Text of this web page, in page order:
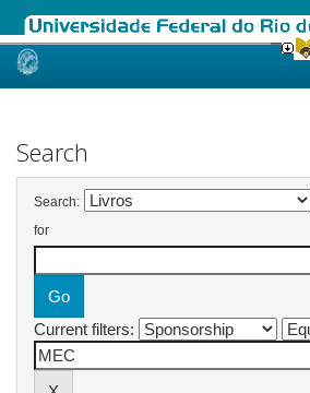
Skip
Search
Search:
for
Current filters: